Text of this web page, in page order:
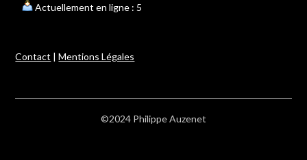
Actuellement en ligne : 5
Contact |Mentions Légales
©2024 Philippe Auzenet